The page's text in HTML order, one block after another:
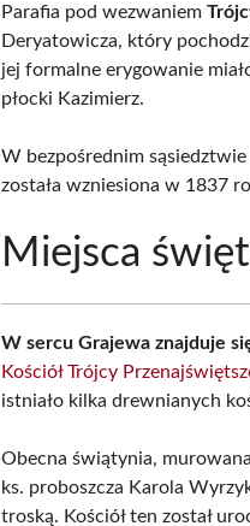
Parafia pod wezwaniem
Deryatowicza, który
jej formalne erygowanie
płocki Kazimierz.
W bezpośrednim
została wzniesiona w 1837
Miejsca
W sercu Grajewa znajduje
Kościół Trójcy
istniało kilka drewnianych
Obecna świątynia,
ks. proboszcza Karola
troską. Kościół ten został